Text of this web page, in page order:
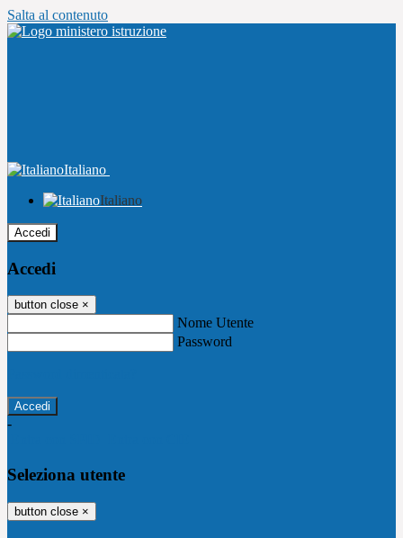
Salta al contenuto
Italiano
Italiano
Accedi
Accedi
button close ×
Nome Utente
Password
-
Seleziona utente
button close ×